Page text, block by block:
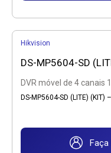
Hikvision
DS-MP5604-SD
DVR móvel de 4 canais
DS-MP5604-SD (LITE) (KIT)
Faça